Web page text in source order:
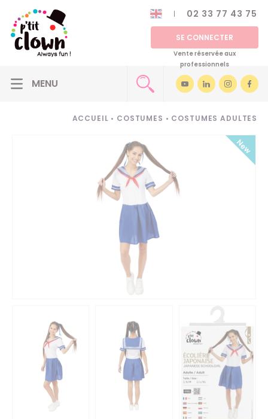
02 33 77 43 75
SE CONNECTER
Vente réservée aux
professionnels
ACCUEIL • COSTUMES • COSTUMES ADULTES